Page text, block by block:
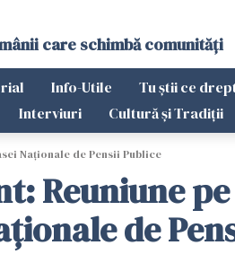
care schimbă comunități
Info-Utile Tu știi ce
Interviuri Cultură și Tradiții
Naționale de Pensii Publice
Reuniune
de